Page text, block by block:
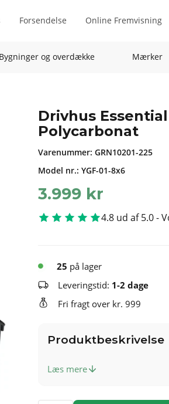
Forsendelse Online Fremvisning
Bygninger og overdække Mærker
Drivhus
Polycarbonat
Varenummer: GRN10201-225
Model nr.: YGF-01-8x6
3.999 kr
4.8 ud af 5.0 -
25 på lager
Leveringstid: 1-2 dage
Fri fragt over kr. 999
Produktbeskrivelse
Læs mere